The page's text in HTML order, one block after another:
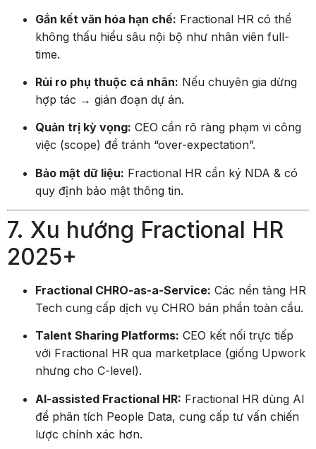
Gắn kết văn hóa hạn chế: Fractional HR có thể
không thấu hiểu sâu nội bộ như nhân viên full-
time.
Rủi ro phụ thuộc cá nhân: Nếu chuyên gia dừng
hợp tác → gián đoạn dự án.
Quản trị kỳ vọng: CEO cần rõ ràng phạm vi công
việc (scope) để tránh “over-expectation”.
Bảo mật dữ liệu: Fractional HR cần ký NDA & có
quy định bảo mật thông tin.
7. Xu hướng Fractional HR
2025+
Fractional CHRO-as-a-Service: Các nền tảng HR
Tech cung cấp dịch vụ CHRO bán phần toàn cầu.
Talent Sharing Platforms: CEO kết nối trực tiếp
với Fractional HR qua marketplace (giống Upwork
nhưng cho C-level).
AI-assisted Fractional HR: Fractional HR dùng AI
để phân tích People Data, cung cấp tư vấn chiến
lược chính xác hơn.